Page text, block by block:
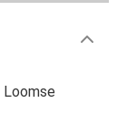
Loomse